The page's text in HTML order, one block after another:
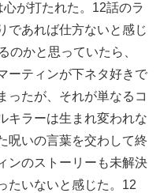
心が打たれた。12話のラ
であれば仕方ないと感じ
のかと思っていたら、
ーティンが下ネタ好きで
ったが、それが単なるコ
キラーは生まれ変われな
呪いの言葉を交わして終
ンのストーリーも未解決
たいないと感じた。12